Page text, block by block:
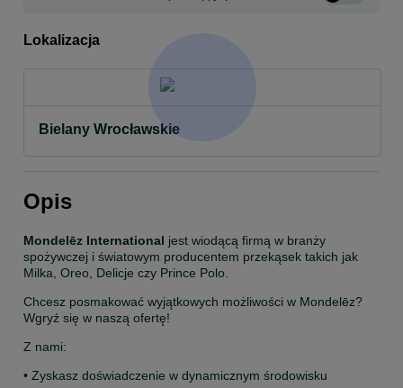
Lokalizacja
Bielany Wrocławskie
Opis
Mondelēz International jest wiodącą firmą w branży
spożywczej i światowym producentem przekąsek takich jak
Milka, Oreo, Delicje czy Prince Polo.
Chcesz posmakować wyjątkowych możliwości w Mondelēz?
Wgryź się w naszą ofertę!
Z nami:
• Zyskasz doświadczenie w dynamicznym środowisku